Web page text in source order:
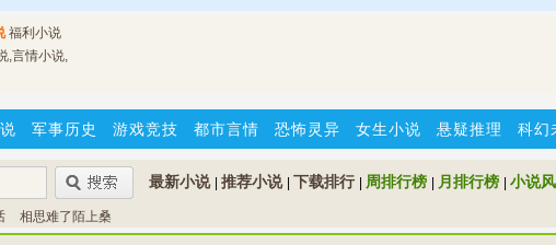
福利小说
,言情小说,
军事历史 游戏竞技 都市言情 恐怖灵异 女生小说 悬疑推理 科幻
最新小说 推荐小说 下载排行 周排行榜 月排行榜 小说
相思难了陌上桑